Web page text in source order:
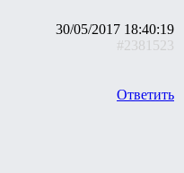
30/05/2017 18:40:19
#2381523
Ответить